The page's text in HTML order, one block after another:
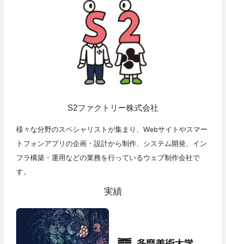
S2ファクトリー株式会社
様々な分野のスペシャリストが集まり、Webサイトやスマー
トフォンアプリの企画・設計から制作、システム開発、イン
フラ構築・運用などの業務を行っているウェブ制作会社で
す。
実績